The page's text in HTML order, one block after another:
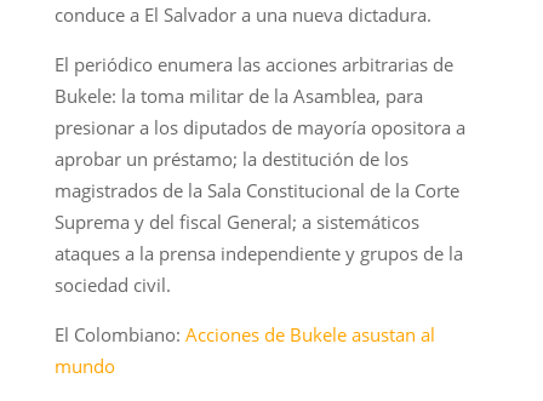
conduce a El Salvador a una nueva dictadura.
El periódico enumera las acciones arbitrarias de
Bukele: la toma militar de la Asamblea, para
presionar a los diputados de mayoría opositora a
aprobar un préstamo; la destitución de los
magistrados de la Sala Constitucional de la Corte
Suprema y del fiscal General; a sistemáticos
ataques a la prensa independiente y grupos de la
sociedad civil.
El Colombiano: Acciones de Bukele asustan al
mundo